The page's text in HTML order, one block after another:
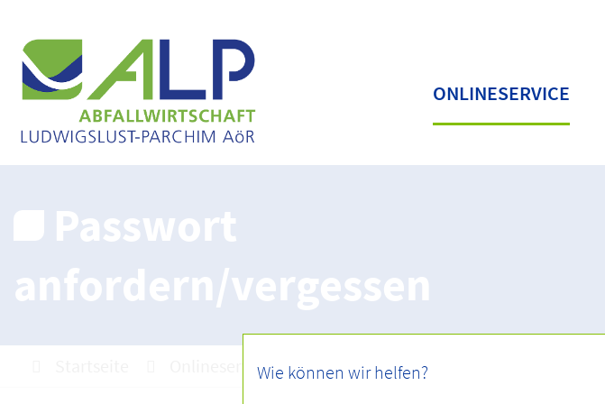
ONLINESERVICE
Passwort
anfordern/vergessen
Onlineservice Benutzerverwaltung